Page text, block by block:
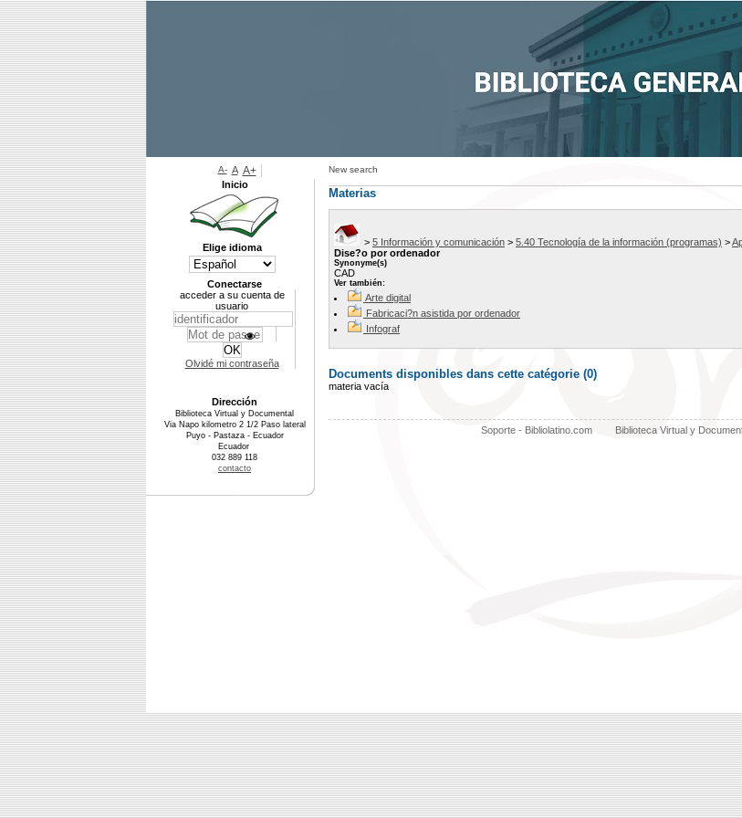
New search
Materias
> 5 Información y comunicación > 5.40 Tecnología de la información (programas) >
Dise?o por ordenador
Synonyme(s)
CAD
Ver también:
Arte digital
Fabricaci?n asistida por ordenador
Infograf
Documents disponibles dans cette catégorie (0)
materia vacía
Soporte - Bibliolatino.com Biblioteca Virtual y
A- A A+
Inicio
Elige idioma
Conectarse
acceder a su cuenta de
usuario
Olvidé mi contraseña
Dirección
Biblioteca Virtual y Documental
Via Napo kilometro 2 1/2 Paso lateral
Puyo - Pastaza - Ecuador
Ecuador
032 889 118
contacto